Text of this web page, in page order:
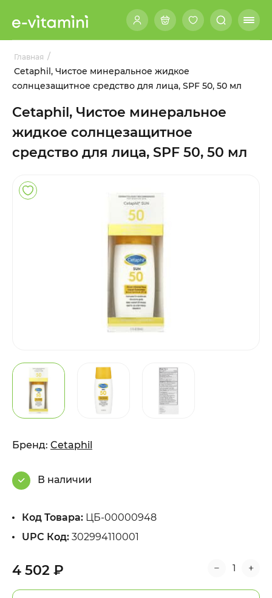
Главная /
Cetaphil, Чистое минеральное жидкое
солнцезащитное средство для лица, SPF 50, 50 мл
Cetaphil, Чистое минеральное
жидкое солнцезащитное
средство для лица, SPF 50, 50 мл
4 502 ₽
Бренд: Cetaphil
В наличии
Код Товара: ЦБ-00000948
UPC Код: 302994110001